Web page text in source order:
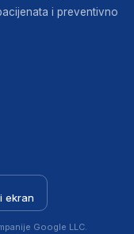
i preventivno
ekran
Google LLC.